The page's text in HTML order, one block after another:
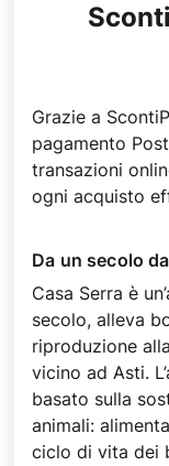
Grazie a
pagamento
transazioni
ogni acquisto
Da un secolo
Casa Serra è
secolo, alleva
riproduzione
vicino ad Asti.
basato sulla
animali:
ciclo di vita dei